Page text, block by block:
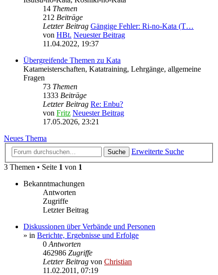
14 Themen
212 Beiträge
Letzter Beitrag Gängige Fehler: Ri-no-Kata (T…
von HBt. Neuester Beitrag
11.04.2022, 19:37
Übergreifende Themen zu Kata
Katameisterschaften, Katatraining, Lehrgänge, allgemeine
Fragen
73 Themen
1333 Beiträge
Letzter Beitrag Re: Enbu?
von Fritz Neuester Beitrag
17.05.2026, 23:21
Neues Thema
Suche
Erweiterte Suche
3 Themen • Seite 1 von 1
Bekanntmachungen
Antworten
Zugriffe
Letzter Beitrag
Diskussionen über Verbände und Personen
» in Berichte, Ergebnisse und Erfolge
0 Antworten
462986 Zugriffe
Letzter Beitrag von Christian
11.02.2011, 07:19